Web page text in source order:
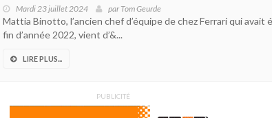
Mardi 23 juillet 2024 par Tom Geurde
Mattia Binotto, l’ancien chef d’équipe de chez Ferrari qui avait
fin d’année 2022, vient d’&...
LIRE PLUS...
PUBLICITÉ